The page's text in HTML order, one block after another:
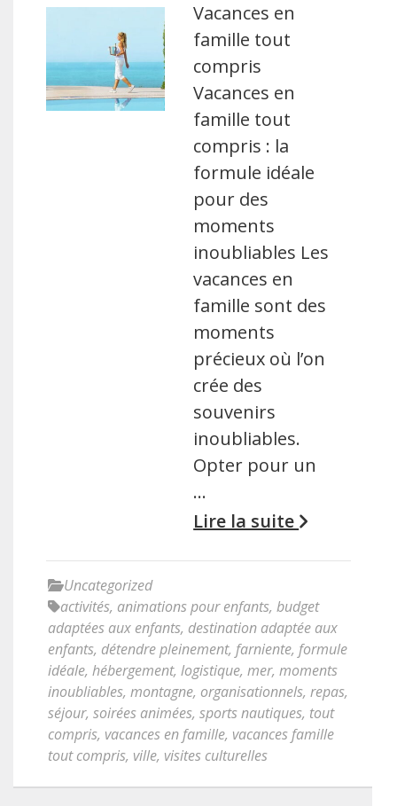
Vacances en
famille tout
compris
Vacances en
famille tout
compris : la
formule idéale
pour des
moments
inoubliables Les
vacances en
famille sont des
moments
précieux où l’on
crée des
souvenirs
inoubliables.
Opter pour un
…
Lire la suite
Uncategorized
activités, animations pour enfants, budget
adaptées aux enfants, destination adaptée aux
enfants, détendre pleinement, farniente, formule
idéale, hébergement, logistique, mer, moments
inoubliables, montagne, organisationnels, repas,
séjour, soirées animées, sports nautiques, tout
compris, vacances en famille, vacances famille
tout compris, ville, visites culturelles